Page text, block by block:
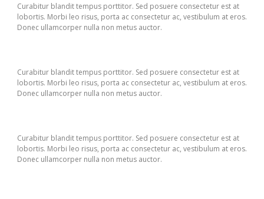
Curabitur blandit tempus porttitor. Sed posuere consectetur est at
lobortis. Morbi leo risus, porta ac consectetur ac, vestibulum at eros.
Donec ullamcorper nulla non metus auctor.
Curabitur blandit tempus porttitor. Sed posuere consectetur est at
lobortis. Morbi leo risus, porta ac consectetur ac, vestibulum at eros.
Donec ullamcorper nulla non metus auctor.
Curabitur blandit tempus porttitor. Sed posuere consectetur est at
lobortis. Morbi leo risus, porta ac consectetur ac, vestibulum at eros.
Donec ullamcorper nulla non metus auctor.